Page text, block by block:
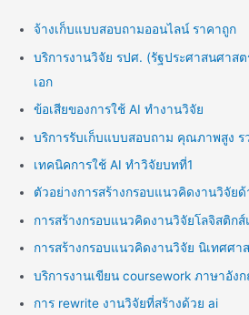
จ้างเก็บแบบสอบถามออนไลน์ ราคาถูก
บริการงานวิจัย รปศ. (รัฐประศาสนศา
เอก
ข้อเสียของการใช้ AI ทำงานวิจัย
บริการรับเก็บแบบสอบถาม คุณภาพสูง ร
เทคนิคการใช้ AI ทำวิจัยบทที่1
ตัวอย่างการสร้างกรอบแนวคิดงานวิจัย
การสร้างกรอบแนวคิดงานวิจัยโลจิสติก
การสร้างกรอบแนวคิดงานวิจัย นิเทศศา
บริการงานเขียน coursework ภาษาอัง
การ rewrite งานวิจัยที่สร้างด้วย ai